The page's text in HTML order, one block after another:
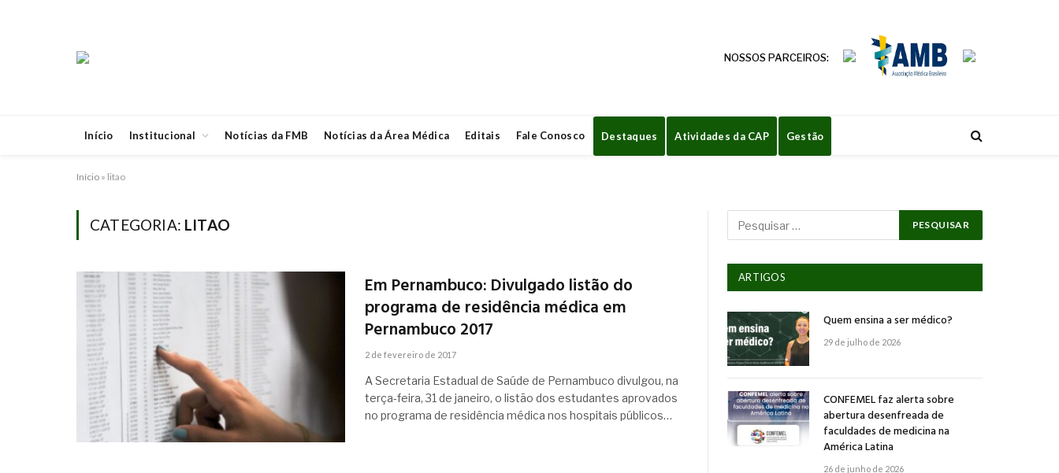
NOSSOS PARCEIROS:
Início Institucional Notícias da FMB Notícias da Área Médica Editais Fale Conosco Destaques Atividades da CAP Gestão
Início » litao
CATEGORIA: LITAO
Em Pernambuco: Divulgado listão do
programa de residência médica em
Pernambuco 2017
2 de fevereiro de 2017
A Secretaria Estadual de Saúde de Pernambuco divulgou, na
terça-feira, 31 de janeiro, o listão dos estudantes aprovados
no programa de residência médica nos hospitais públicos…
ARTIGOS
Quem ensina a ser médico?
29 de julho de 2026
CONFEMEL faz alerta sobre
abertura desenfreada de
faculdades de medicina na
América Latina
26 de junho de 2026